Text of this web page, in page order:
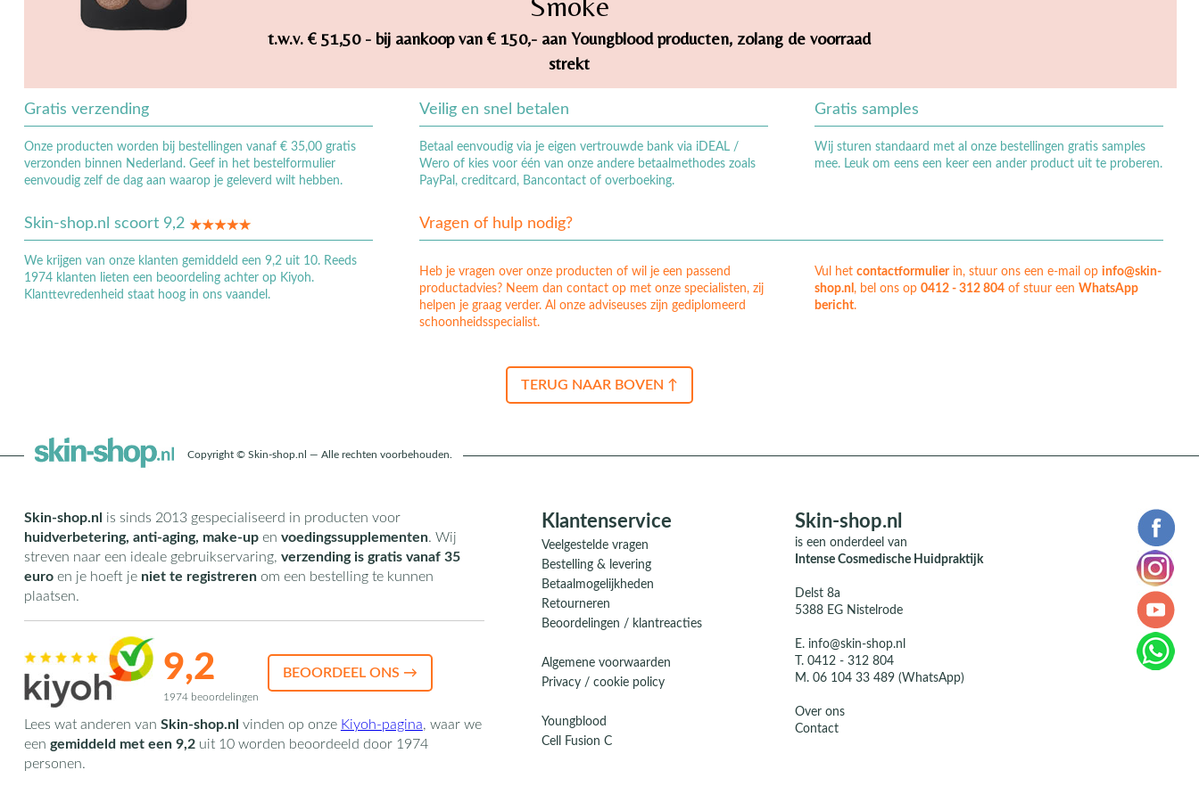
t.w.v. € 51,50 - bij aankoop van € 150,- aan Youngblood producten, zolang de voorraad
strekt
Gratis verzending
Onze producten worden bij bestellingen vanaf € 35,00 gratis
verzonden binnen Nederland. Geef in het bestelformulier
eenvoudig zelf de dag aan waarop je geleverd wilt hebben.
Veilig en snel betalen
Betaal eenvoudig via je eigen vertrouwde bank via iDEAL /
Wero of kies voor één van onze andere betaalmethodes zoals
PayPal, creditcard, Bancontact of overboeking.
Gratis samples
Wij sturen standaard met al onze bestellingen gratis samples
mee. Leuk om eens een keer een ander product uit te proberen.
Skin-shop.nl scoort 9,2
We krijgen van onze klanten gemiddeld een 9,2 uit 10. Reeds
1974 klanten lieten een beoordeling achter op Kiyoh.
Klanttevredenheid staat hoog in ons vaandel.
Vragen of hulp nodig?
Heb je vragen over onze producten of wil je een passend
productadvies? Neem dan contact op met onze specialisten, zij
helpen je graag verder. Al onze adviseuses zijn gediplomeerd
schoonheidsspecialist.
Vul het contactformulierin, stuur ons een e-mail op info@skin-
shop.nl , bel ons op 0412 - 312 804of stuur een WhatsApp
bericht.
TERUG NAAR BOVEN ↑
Copyright © Skin-shop.nl — Alle rechten voorbehouden.
Skin-shop.nl is sinds 2013 gespecialiseerd in producten voor
huidverbetering, anti-aging, make-upen voedingssupplementen. Wij
streven naar een ideale gebruikservaring, verzending is gratis vanaf 35
euroen je hoeft je niet te registrerenom een bestelling te kunnen
plaatsen.
9,2
1974 beoordelingen
BEOORDEEL ONS →
Lees wat anderen van Skin-shop.nl vinden op onze Kiyoh-pagina, waar we
een gemiddeld met een 9,2uit 10worden beoordeeld door 1974
personen.
Klantenservice
Veelgestelde vragen
Bestelling & levering
Betaalmogelijkheden
Retourneren
Beoordelingen / klantreacties
Algemene voorwaarden
Privacy / cookie policy
Youngblood
Cell Fusion C
Skin-shop.nl
is een onderdeel van
Intense Cosmedische Huidpraktijk
Delst 8a
5388 EG Nistelrode
E. info@skin-shop.nl
T.0412 - 312 804
M.06 104 33 489 (WhatsApp)
Over ons
Contact